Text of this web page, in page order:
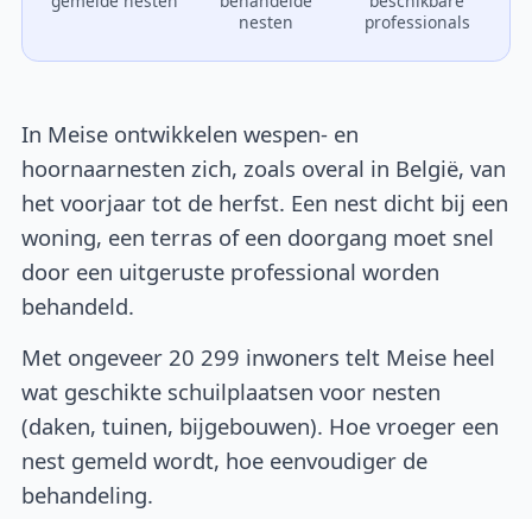
nesten
professionals
In Meise ontwikkelen wespen- en
hoornaarnesten zich, zoals overal in België, van
het voorjaar tot de herfst. Een nest dicht bij een
woning, een terras of een doorgang moet snel
door een uitgeruste professional worden
behandeld.
Met ongeveer 20 299 inwoners telt Meise heel
wat geschikte schuilplaatsen voor nesten
(daken, tuinen, bijgebouwen). Hoe vroeger een
nest gemeld wordt, hoe eenvoudiger de
behandeling.